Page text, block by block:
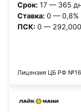
Срок:17 — 365
Ставка:0 — 0,8%
ПСК:0 —
Лицензия ЦБ РФ